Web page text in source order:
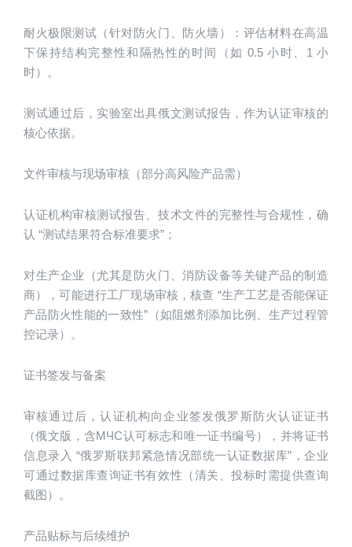
耐火极限测试（针对防火门、防火墙）：评估材料在高温
下保持结构完整性和隔热性的时间（如 0.5 小时、1 小
时）。
测试通过后，实验室出具俄文测试报告，作为认证审核的
核心依据。
文件审核与现场审核（部分高风险产品需）
认证机构审核测试报告、技术文件的完整性与合规性，确
认 “测试结果符合标准要求”；
对生产企业（尤其是防火门、消防设备等关键产品的制造
商），可能进行工厂现场审核，核查 “生产工艺是否能保证
产品防火性能的一致性”（如阻燃剂添加比例、生产过程管
控记录）。
证书签发与备案
审核通过后，认证机构向企业签发俄罗斯防火认证证书
（俄文版，含МЧС认可标志和唯一证书编号），并将证书
信息录入 “俄罗斯联邦紧急情况部统一认证数据库”，企业
可通过数据库查询证书有效性（清关、投标时需提供查询
截图）。
产品贴标与后续维护